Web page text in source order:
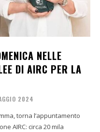
NELLE
DI AIRC PER LA
2024
torna l’appuntamento
AIRC: circa 20 mila